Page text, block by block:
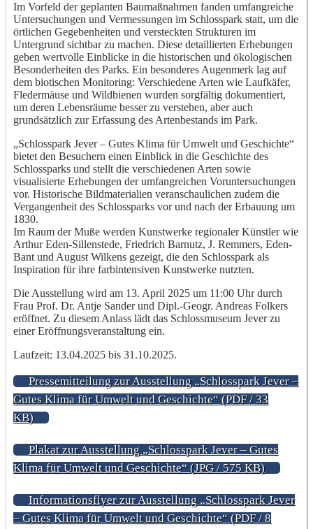
Im Vorfeld der geplanten Baumaßnahmen fanden umfangreiche
Untersuchungen und Vermessungen im Schlosspark statt, um die
örtlichen Gegebenheiten und versteckten Strukturen im
Untergrund sichtbar zu machen. Diese detaillierten Erhebungen
geben wertvolle Einblicke in die historischen und ökologischen
Besonderheiten des Parks. Ein besonderes Augenmerk lag auf
dem biotischen Monitoring: Verschiedene Arten wie Laufkäfer,
Fledermäuse und Wildbienen wurden sorgfältig dokumentiert,
um deren Lebensräume besser zu verstehen, aber auch
grundsätzlich zur Erfassung des Artenbestands im Park.
„Schlosspark Jever – Gutes Klima für Umwelt und Geschichte“
bietet den Besuchern einen Einblick in die Geschichte des
Schlossparks und stellt die verschiedenen Arten sowie
visualisierte Erhebungen der umfangreichen Voruntersuchungen
vor. Historische Bildmaterialien veranschaulichen zudem die
Vergangenheit des Schlossparks vor und nach der Erbauung um
1830.
Im Raum der Muße werden Kunstwerke regionaler Künstler wie
Arthur Eden-Sillenstede, Friedrich Barnutz, J. Remmers, Eden-
Bant und August Wilkens gezeigt, die den Schlosspark als
Inspiration für ihre farbintensiven Kunstwerke nutzten.
Die Ausstellung wird am 13. April 2025 um 11:00 Uhr durch
Frau Prof. Dr. Antje Sander und Dipl.-Geogr. Andreas Folkers
eröffnet. Zu diesem Anlass lädt das Schlossmuseum Jever zu
einer Eröffnungsveranstaltung ein.
Laufzeit: 13.04.2025 bis 31.10.2025.
Pressemitteilung zur Ausstellung „Schlosspark Jever –
Gutes Klima für Umwelt und Geschichte“ (PDF / 33
KB)
Plakat zur Ausstellung „Schlosspark Jever – Gutes
Klima für Umwelt und Geschichte“ (JPG / 575 KB)
Informationsflyer zur Ausstellung „Schlosspark Jever
– Gutes Klima für Umwelt und Geschichte“ (PDF / 8